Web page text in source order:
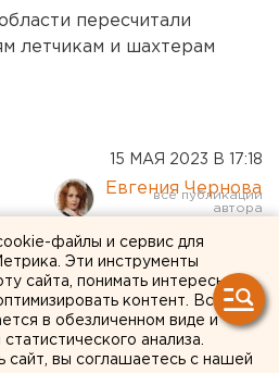
пересчитали
летчикам и шахтерам
15 МАЯ 2023 В 17:18
Евгения Чернова
в
развития
год не
файлы и сервис для
Эти инструменты
сайта, понимать интересы
контент. Вся
в обезличенном виде и
анализа.
сайт, вы соглашаетесь с нашей